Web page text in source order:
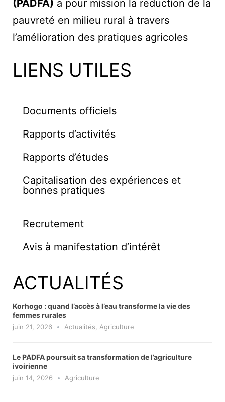
(PADFA) a pour mission la reduction de la
pauvreté en milieu rural à travers
l’amélioration des pratiques agricoles
LIENS UTILES
Documents officiels
Rapports d’activités
Rapports d’études
Capitalisation des expériences et
bonnes pratiques
Recrutement
Avis à manifestation d’intérêt
ACTUALITÉS
Korhogo : quand l’accès à l’eau transforme la vie des
femmes rurales
juin 21, 2026 Actualités Agriculture
Le PADFA poursuit sa transformation de l’agriculture
ivoirienne
juin 14, 2026 Agriculture